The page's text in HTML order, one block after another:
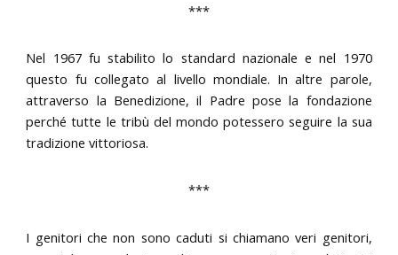
***
Nel 1967 fu stabilito lo standard nazionale e nel 1970
questo fu collegato al livello mondiale. In altre parole,
attraverso la Benedizione, il Padre pose la fondazione
perché tutte le tribù del mondo potessero seguire la sua
tradizione vittoriosa.
***
I genitori che non sono caduti si chiamano veri genitori,